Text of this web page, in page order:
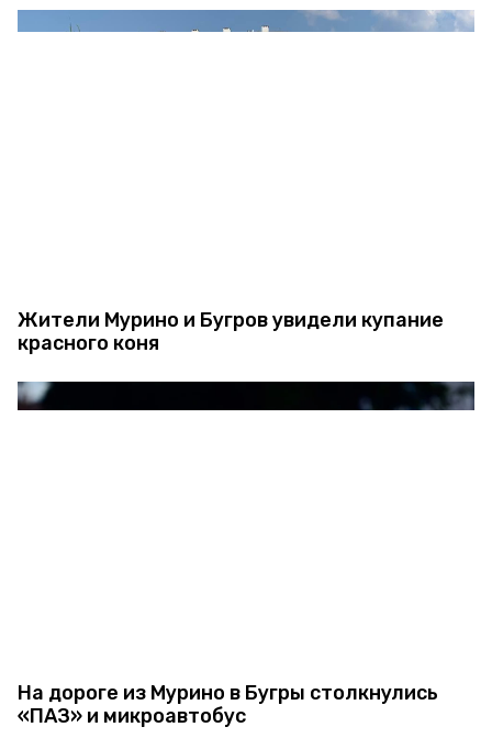
Жители Мурино и Бугров увидели купание
красного коня
На дороге из Мурино в Бугры столкнулись
«ПАЗ» и микроавтобус